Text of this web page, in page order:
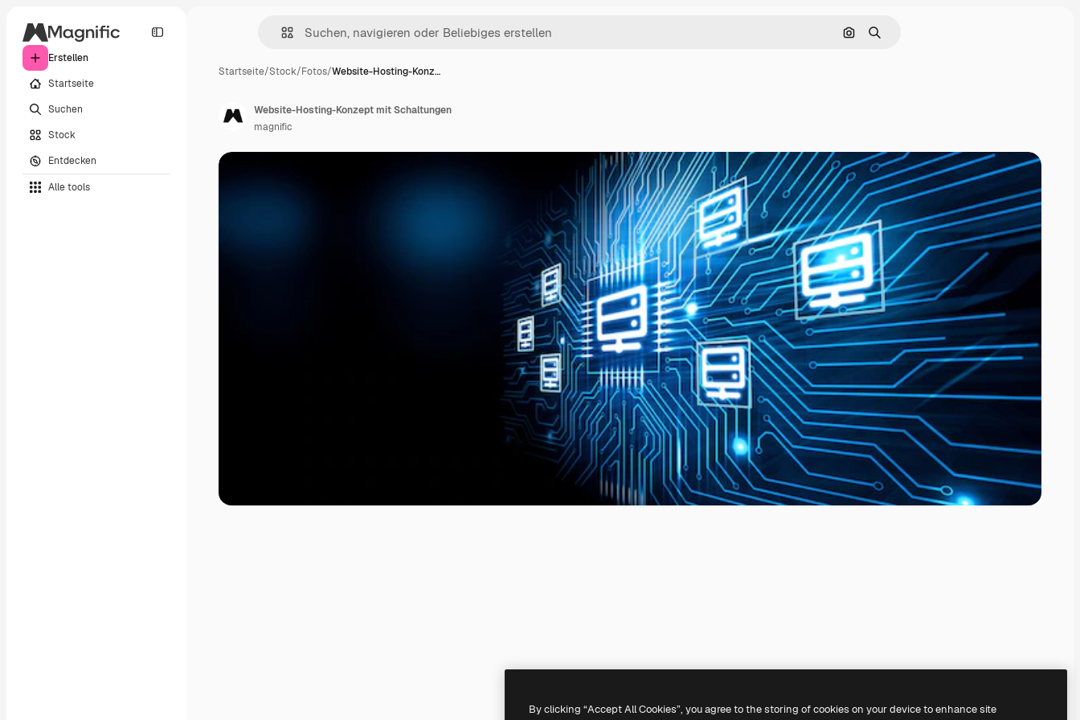
Erstellen
Startseite
Suchen
Stock
Entdecken
Alle tools
Nach Bild suchen
Suchen
Startseite/Stock/Fotos/Website-Hosting-Konz…
Website-Hosting-Konzept mit Schaltungen
magnific
By clicking “Accept All Cookies”, you agree to the storing of cookies on your device to enhance site